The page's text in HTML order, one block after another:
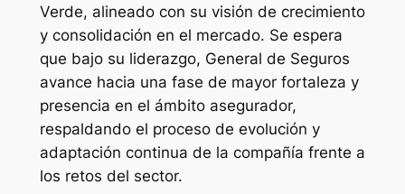
Verde, alineado con su visión de crecimiento
y consolidación en el mercado. Se espera
que bajo su liderazgo, General de Seguros
avance hacia una fase de mayor fortaleza y
presencia en el ámbito asegurador,
respaldando el proceso de evolución y
adaptación continua de la compañía frente a
los retos del sector.